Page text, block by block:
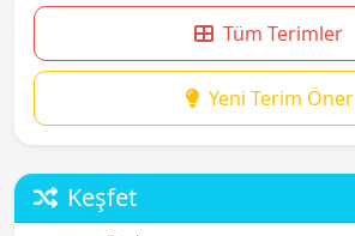
Tüm Terimler
Yeni Terim Öner
Keşfet